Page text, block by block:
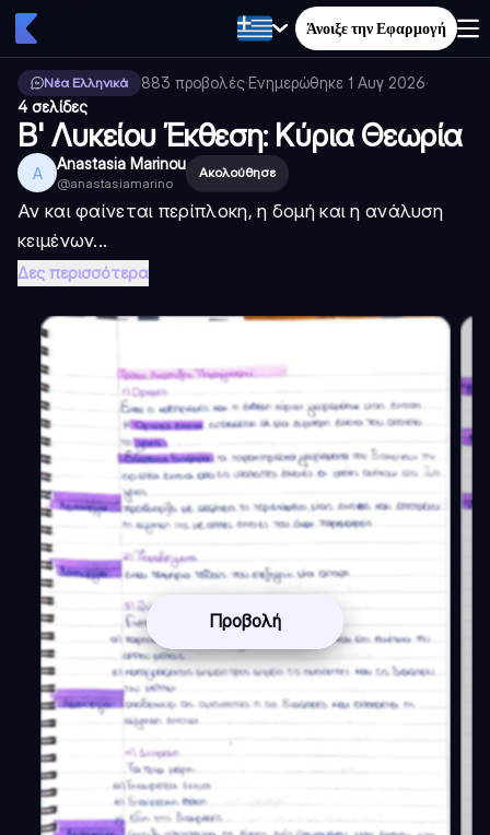
Άνοιξε την Εφαρμογή
Νέα Ελληνικά 883 προβολές·Ενημερώθηκε 1 Αυγ 2026·
4 σελίδες
Β' Λυκείου Έκθεση: Κύρια Θεωρία
A Anastasia Marinou
@anastasiamarino
Ακολούθησε
Αν και φαίνεται περίπλοκη, η δομή και η ανάλυση
κειμένων...
Δες περισσότερα
Προβολή